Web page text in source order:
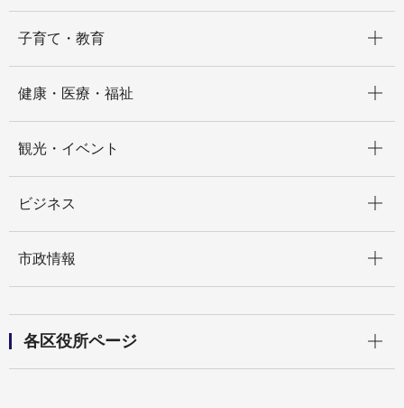
子育て・教育
健康・医療・福祉
観光・イベント
ビジネス
市政情報
各区役所ページ